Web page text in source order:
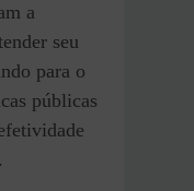
a
seu
para o
públicas